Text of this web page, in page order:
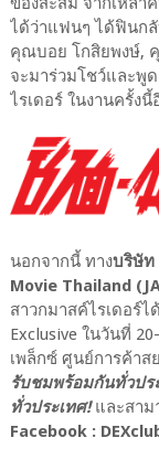
ได้ว่าแฟนๆ ได้ฟินก
คุณบอย โกสิยพงษ์,
จะมาร่วมโชว์และพู
ไรเดอร์ ในงานครั้งนี้
นอกจากนี้ ทางบริษัท
Movie Thailand
สาวกมาสค์ไรเดอร์
Exclusive ในวันที่
เพล็กซ์ ศูนย์การค้าส
รับชมพร้อมกันทั่วปร
ทั่วประเทศ!และสาม
Facebook :